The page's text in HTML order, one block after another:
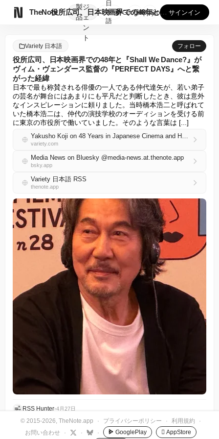
TheNote
製
品
ジ
ェ
ン
ト
役所広司、日本映画界での48年と『Shall We Danc...
日
本
語
GooglePlay
AppStore サインイン
Variety 日本語 フォロー
役所広司、日本映画界での48年と『Shall We Dance?』が
ヴィム・ヴェンダース監督の『PERFECT DAYS』へと繋
がった経緯
日本で最も称賛される俳優の一人である仲代達矢が、若い弟子
の芸名が舞台にはあまりにも平凡だと判断したとき、彼は意外
なインスピレーションに頼りました。当時橋本浩二と呼ばれて
いた橋本浩二は、仲代の演技学校のオーディションを受ける前
に東京の市役所で働いていました。そのような言葉は [...]
Yakusho Koji on 48 Years in Japanese Cinema and How ‘Shall We Dance?’ Brought Him to Wim Wenders’ ‘Perfect Days’
variety.com
Media News on Bluesky @media-news.at.thenote.app
bsky.app
Variety 日本語 RSS
thenote.app
RSS Hunter•4月27日
© 2015-2026, TheNote.app · プライバシーポリシー · 利用規約
·
お問い合わせ
· · · GooglePlay  AppStore